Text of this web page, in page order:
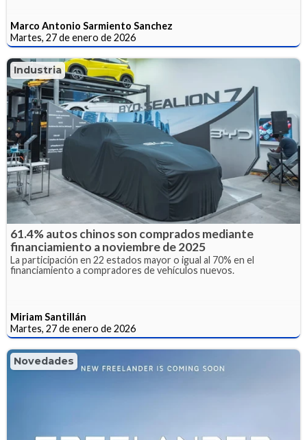
Marco Antonio Sarmiento Sanchez
Martes, 27 de enero de 2026
Industria
61.4% autos chinos son comprados mediante
financiamiento a noviembre de 2025
La participación en 22 estados mayor o igual al 70% en el
financiamiento a compradores de vehículos nuevos.
Miriam Santillán
Martes, 27 de enero de 2026
Novedades